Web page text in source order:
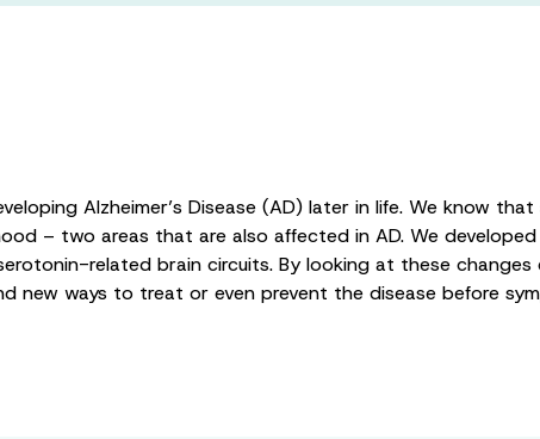
Alzheimer’s Disease (AD) later in life. We know
– two areas that are also affected in AD. We
related brain circuits. By looking at these
new ways to treat or even prevent the disease before